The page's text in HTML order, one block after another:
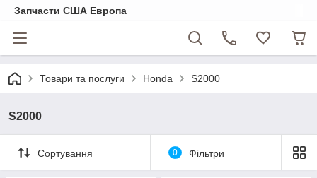
Запчасти США Европа
Товари та послуги Honda S2000
S2000
Сортування 0 Фільтри